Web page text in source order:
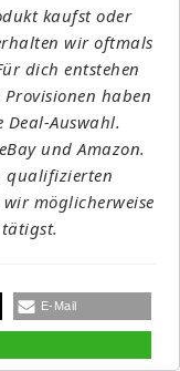
kaufst oder
wir oftmals
dich entstehen
haben
Auswahl.
und Amazon.
qualifizierten
möglicherweise
E-Mail